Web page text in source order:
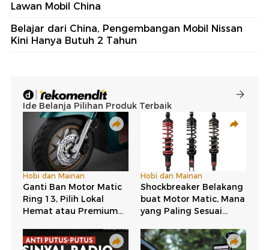
Lawan Mobil China
Belajar dari China, Pengembangan Mobil Nissan
Kini Hanya Butuh 2 Tahun